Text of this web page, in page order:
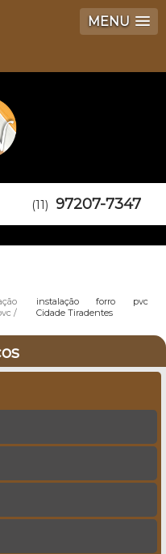
MENU
(11) 97207-7347
instalação forro pvc
Cidade Tiradentes